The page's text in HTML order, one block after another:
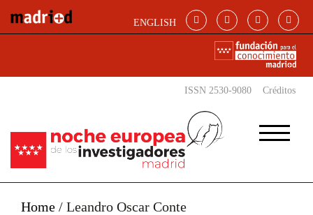
ENGLISH
ISSN 2530-9080 Créditos
Home / Leandro Oscar Conte